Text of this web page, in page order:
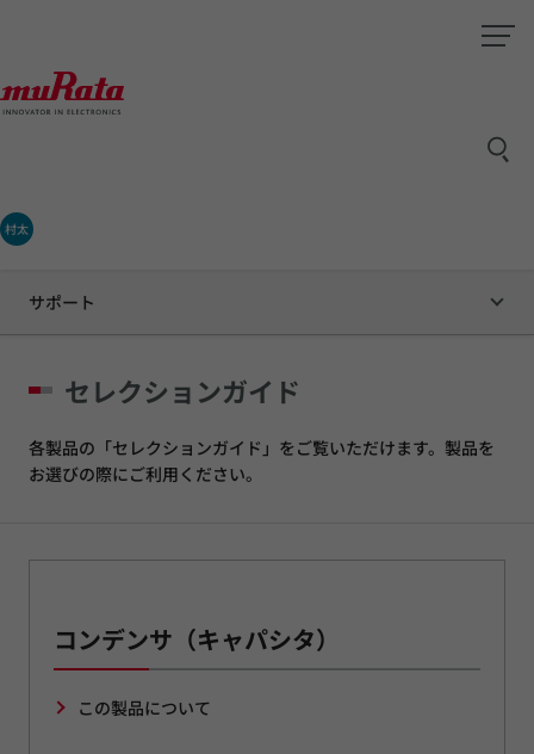
村太
サポート
セレクションガイド
各製品の「セレクションガイド」をご覧いただけます。製品を
お選びの際にご利用ください。
コンデンサ（キャパシタ）
この製品について